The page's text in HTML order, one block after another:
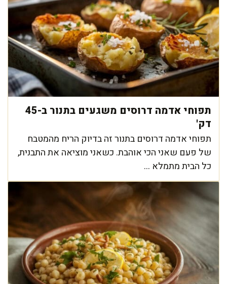
תפוחי אדמה דרוסים משגעים בתנור ב-45
דק'
תפוחי אדמה דרוסים בתנור זה בדיוק הריח מהמטבח
של פעם שאני הכי אוהבת. כשאני מוציאה את התבנית,
כל הבית מתמלא ...